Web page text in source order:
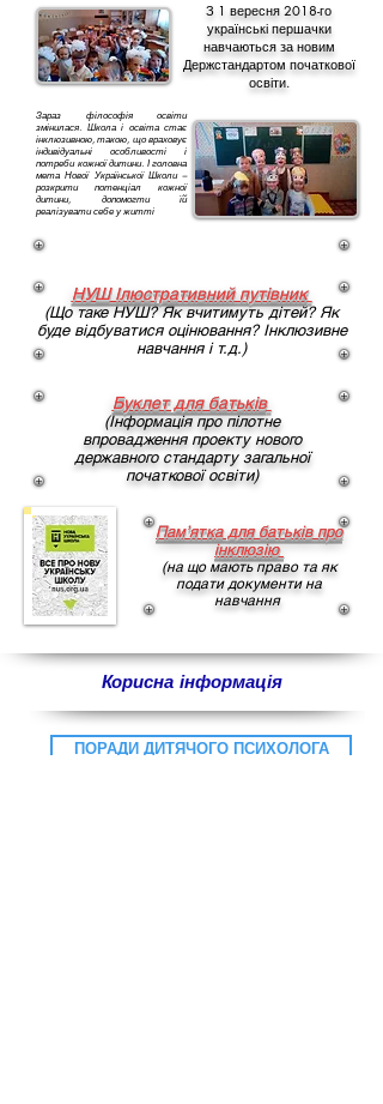
З 1 вересня 2018-го
українські першачки
навчаються за новим
Держстандартом початкової
освіти.
Зараз філософія освіти
змінилася. Школа і освіта стає
інклюзивною, такою, що враховує
індивідуальні особливості і
потреби кожної дитини. І головна
мета Нової Української Школи –
розкрити потенціал кожної
дитини, допомогти їй
реалізувати себе у житті
НУШ Ілюстративний путівник
(Що таке НУШ? Як вчитимуть дітей? Як
буде відбуватися оцінювання? Інклюзивне
навчання і т.д.)
Буклет для батьків
(Інформація про пілотне
впровадження проекту нового
державного стандарту загальної
початкової освіти)
Пам’ятка для батьків про
інклюзію
(на що мають право та як
подати документи на
навчання
Корисна інформація
ПОРАДИ ДИТЯЧОГО ПСИХОЛОГА